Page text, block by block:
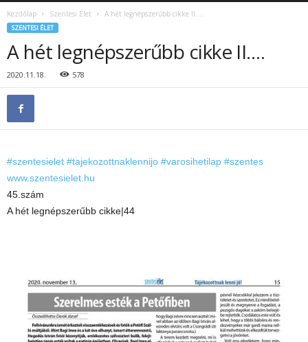
Kezdőlap Szentesi Élet A hét legnépszerűbb cikke II….
SZENTESI ÉLET
A hét legnépszerűbb cikke II….
2020.11.18. 578
#szentesielet #tajekozottnaklennijo #varosihetilap #szentes
www.szentesielet.hu
45.szám
A hét legnépszerűbb cikke|44